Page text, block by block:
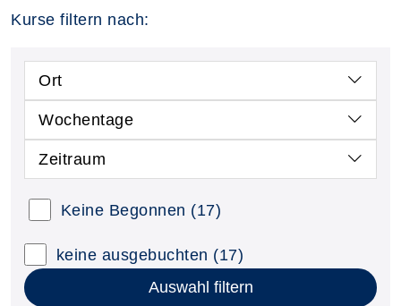
Kurse filtern nach:
Ort
Wochentage
Zeitraum
Keine Begonnen (17)
keine ausgebuchten (17)
Auswahl filtern